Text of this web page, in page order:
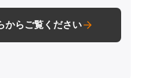
からご覧ください